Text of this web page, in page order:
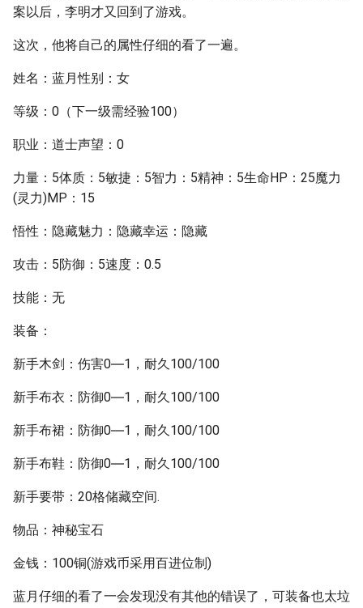
案以后，李明才又回到了游戏。
这次，他将自己的属性仔细的看了一遍。
姓名：蓝月性别：女
等级：0（下一级需经验100）
职业：道士声望：0
力量：5体质：5敏捷：5智力：5精神：5生命HP：25魔力
(灵力)MP：15
悟性：隐藏魅力：隐藏幸运：隐藏
攻击：5防御：5速度：0.5
技能：无
装备：
新手木剑：伤害0―1，耐久100/100
新手布衣：防御0―1，耐久100/100
新手布裙：防御0―1，耐久100/100
新手布鞋：防御0―1，耐久100/100
新手要带：20格储藏空间.
物品：神秘宝石
金钱：100铜(游戏币采用百进位制)
蓝月仔细的看了一会发现没有其他的错误了，可装备也太垃